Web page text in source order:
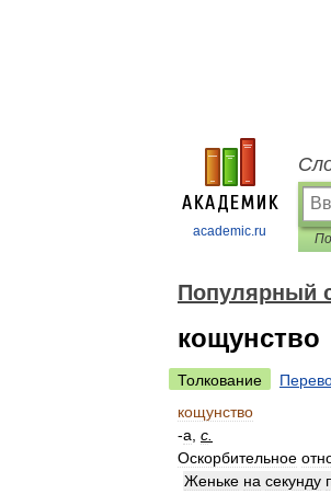
academic.ru
Популярный
кощунство
Толкование
кощунство
-а с
Оскорбительное
Женьке на секунду